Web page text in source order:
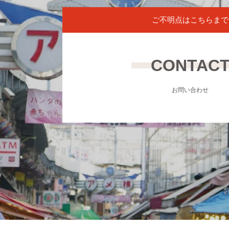
ご不明点はこちらまで
お問い合わせ